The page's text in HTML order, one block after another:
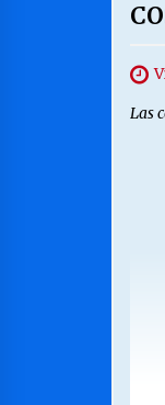
Las